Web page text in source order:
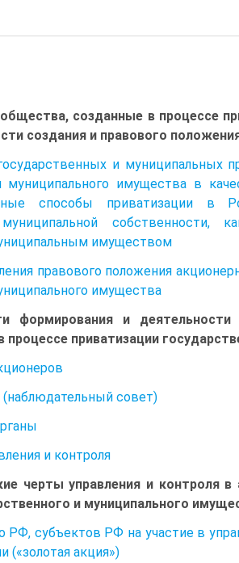
созданные в процессе
создания и правового
и муниципальных
муниципального имущества в
способы приватизации в
собственности,
имуществом
правового положения
имущества
формирования и
приватизации
совет)
и контроля
черты управления и контроля
и муниципального
РФ, субъектов РФ на участие в
(«золотая акция»)